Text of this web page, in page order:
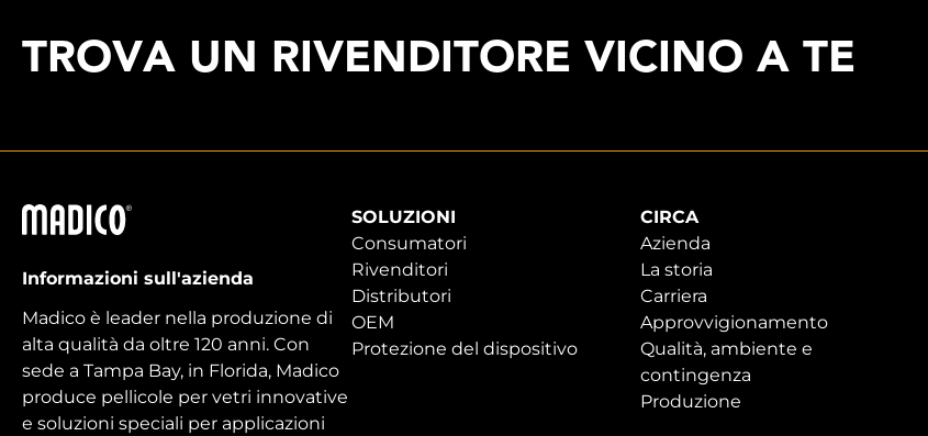
TROVA UN RIVENDITORE VICINO A TE
Madico
Informazioni sull'azienda
Madico è leader nella produzione di
alta qualità da oltre 120 anni. Con
sede a Tampa Bay, in Florida, Madico
produce pellicole per vetri innovative
e soluzioni speciali per applicazioni
SOLUZIONI
Consumatori
Rivenditori
Distributori
OEM
Protezione del dispositivo
CIRCA
Azienda
La storia
Carriera
Approvvigionamento
Qualità, ambiente e
contingenza
Produzione